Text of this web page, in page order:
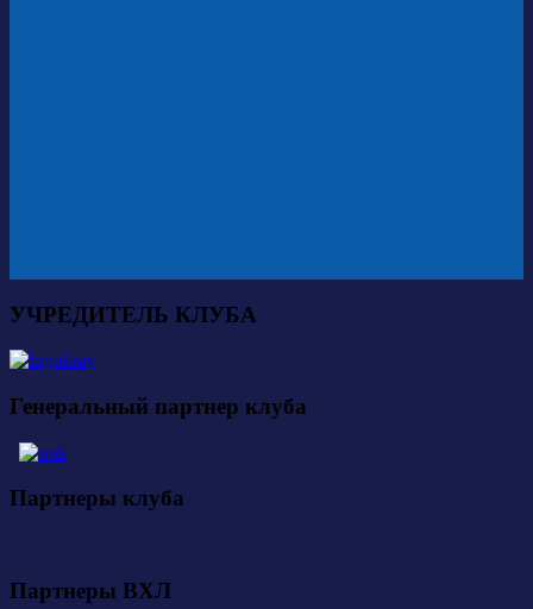
УЧРЕДИТЕЛЬ КЛУБА
Генеральный партнер клуба
Партнеры клуба
Партнеры ВХЛ